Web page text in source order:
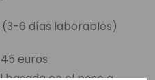
(3-6 días laborables)
euros